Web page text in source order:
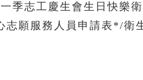
季志工慶生會生日快樂
志願服務人員申請表*/衛